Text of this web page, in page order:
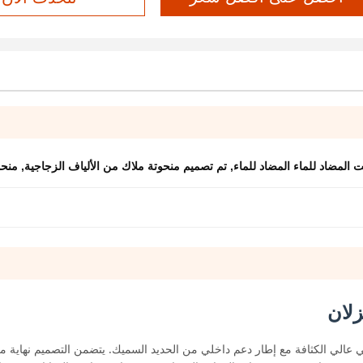
المضاد للماء المضاد للماء, تم تصميم منحوتة ملاك من الألياف الزجاجية,
الكثافة مع إطار دعم داخلي من الحديد السميك. يتضمن التصميم نهاية